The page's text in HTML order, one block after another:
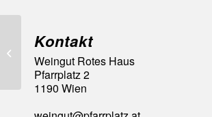
Kontakt
Weingut Rotes Haus
Pfarrplatz 2
1190 Wien